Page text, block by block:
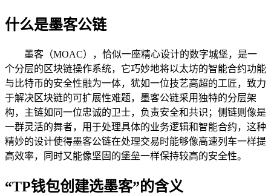
什么是墨客公链
墨客（MOAC），恰似一座精心设计的数字城堡，是一
个分层的区块链操作系统，它巧妙地将以太坊的智能合约功能
与比特币的安全性融为一体，犹如一位技艺高超的工匠，致力
于解决区块链的可扩展性难题，墨客公链采用独特的分层架
构，主链如同一位忠诚的卫士，负责安全和共识；侧链则像是
一群灵活的舞者，用于处理具体的业务逻辑和智能合约，这种
精妙的设计使得墨客公链在处理交易时能够像高速列车一样提
高效率，同时又能像坚固的堡垒一样保持较高的安全性。
“TP钱包创建选墨客”的含义